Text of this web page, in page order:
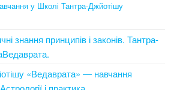
у Школі Тантра-Джйотішу
знання принципів і законів. Тантра-
«Ведаврата» — навчання